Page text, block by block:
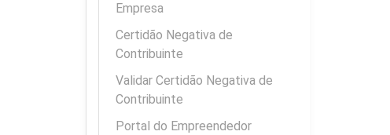
Empresa
Certidão Negativa de
Contribuinte
Validar Certidão Negativa de
Contribuinte
Portal do Empreendedor